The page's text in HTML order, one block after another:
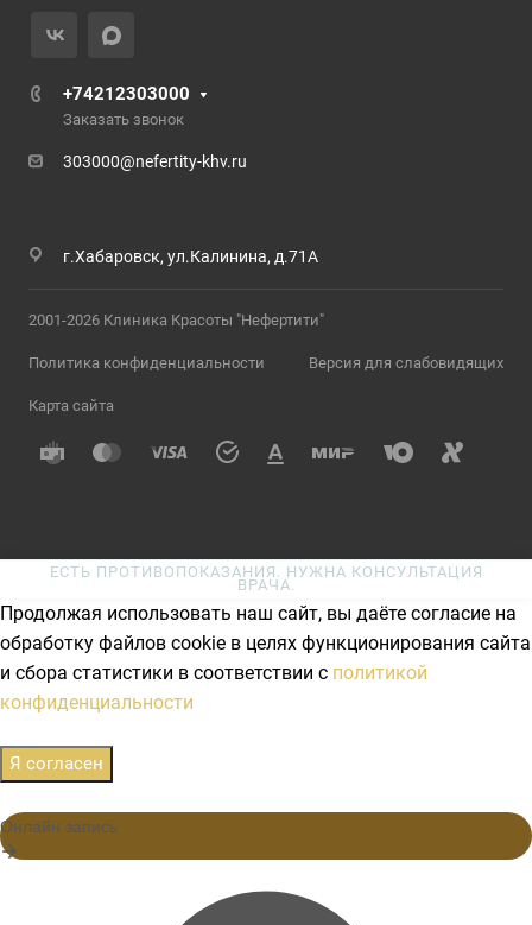
+74212303000
Заказать звонок
303000@nefertity-khv.ru
г.Хабаровск, ул.Калинина, д.71А
2001-2026 Клиника Красоты "Нефертити"
Политика конфиденциальности Версия для слабовидящих
Карта сайта
ЕСТЬ ПРОТИВОПОКАЗАНИЯ. НУЖНА КОНСУЛЬТАЦИЯ
ВРАЧА.
Продолжая использовать наш сайт, вы даёте согласие на
обработку файлов cookie в целях функционирования сайта
и сбора статистики в соответствии с политикой
конфиденциальности
Я согласен